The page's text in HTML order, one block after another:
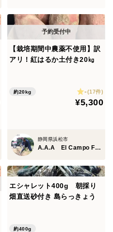
【栽培期間中農薬不使用】訳
アリ！紅はるか土付き20㎏
約20kg -(17件)
¥5,300
静岡県浜松市
A.A.A El Campo Farm
エシャレット400g 朝採り
畑直送砂付き 島らっきょう
約400g